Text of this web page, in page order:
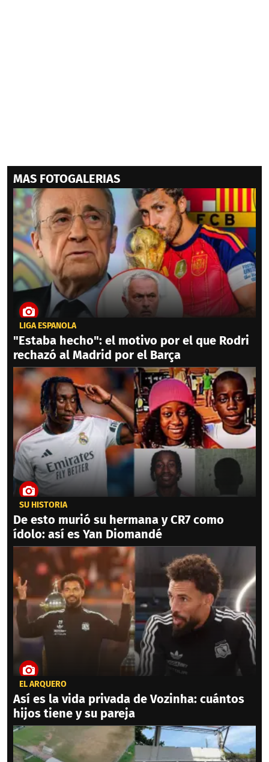
MAS FOTOGALERIAS
LIGA ESPAÑOLA
"Estaba hecho": el motivo por el que Rodri
rechazó al Madrid por el Barça
SU HISTORIA
De esto murió su hermana y CR7 como
ídolo: así es Yan Diomandé
EL ARQUERO
Así es la vida privada de Vozinha: cuántos
hijos tiene y su pareja